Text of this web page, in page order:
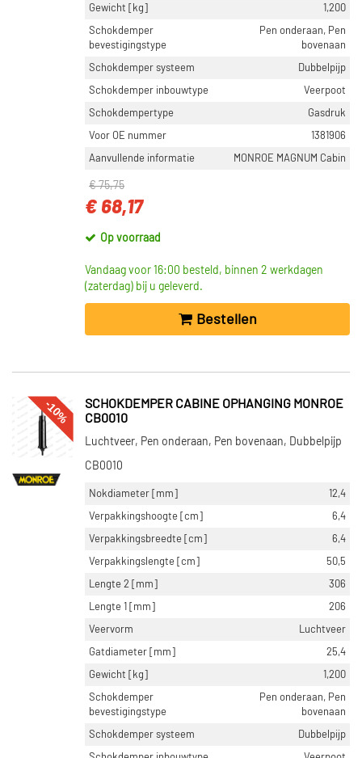
Gewicht [kg]
1,200
Schokdemper
bevestigingstype
Pen onderaan, Pen
bovenaan
Schokdemper systeem
Dubbelpijp
Schokdemper inbouwtype
Veerpoot
Schokdempertype
Gasdruk
Voor OE nummer
1381906
Aanvullende informatie
MONROE MAGNUM Cabin
€ 75,75
€ 68,17
Op voorraad
Vandaag voor 16:00 besteld, binnen 2 werkdagen
(zaterdag) bij u geleverd.
Bestellen
-10%
SCHOKDEMPER CABINE OPHANGING MONROE
CB0010
Luchtveer, Pen onderaan, Pen bovenaan, Dubbelpijp
CB0010
Nokdiameter [mm]
12,4
Verpakkingshoogte [cm]
6,4
Verpakkingsbreedte [cm]
6,4
Verpakkingslengte [cm]
50,5
Lengte 2 [mm]
306
Lengte 1 [mm]
206
Veervorm
Luchtveer
Gatdiameter [mm]
25,4
Gewicht [kg]
1,200
Schokdemper
bevestigingstype
Pen onderaan, Pen
bovenaan
Schokdemper systeem
Dubbelpijp